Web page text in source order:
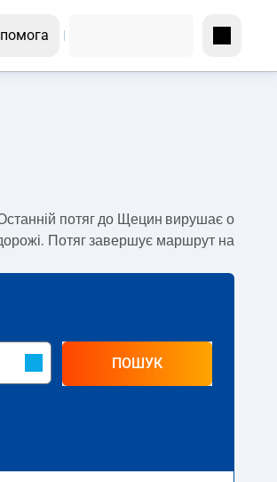
потяг до Щецин вирушає о
Потяг завершує маршрут на
ПОШУК